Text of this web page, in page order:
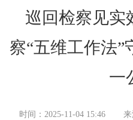
巡回检察见实
察“五维工作法”
一
时间：2025-11-04 15:46